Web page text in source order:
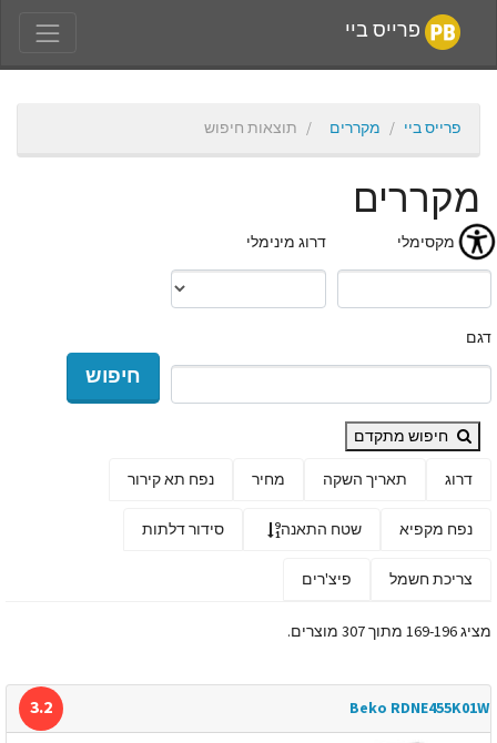
פרייס ביי
פרייס ביי מקררים תוצאות חיפוש
מקררים
מחיר מקסימלי דרוג מינימלי
דגם
חיפוש
חיפוש מתקדם
דרוג תאריך השקה מחיר נפח תא קירור
נפח מקפיא שטח התאנה סידור דלתות
צריכת חשמל פיצ'רים
מציג 169-196 מתוך 307 מוצרים.
Beko RDNE455K01W
3.2